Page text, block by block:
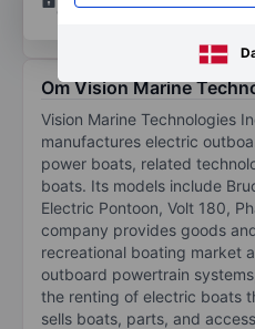
og analyse værktøjer.
Om Vision Marine
Vision Marine Technologies
manufactures electric
power boats, related
boats. Its models include
Electric Pontoon, Volt 180,
company provides goods
recreational boating market
outboard powertrain
the renting of electric boats
sells boats, parts, and